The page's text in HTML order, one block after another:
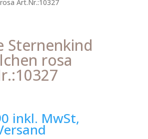
Art.Nr.:10327
Sternenkind
rosa
inkl. MwSt,